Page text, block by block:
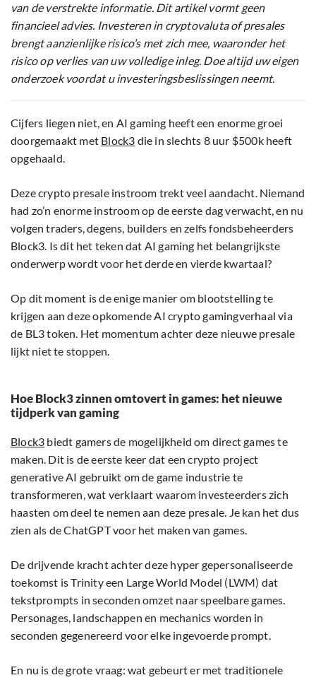
van de verstrekte informatie. Dit artikel vormt geen
financieel advies. Investeren in cryptovaluta of presales
brengt aanzienlijke risico’s met zich mee, waaronder het
risico op verlies van uw volledige inleg. Doe altijd uw eigen
onderzoek voordat u investeringsbeslissingen neemt.
Cijfers liegen niet, en AI gaming heeft een enorme groei
doorgemaakt met Block3 die in slechts 8 uur $500k heeft
opgehaald.
Deze crypto presale instroom trekt veel aandacht. Niemand
had zo’n enorme instroom op de eerste dag verwacht, en nu
volgen traders, degens, builders en zelfs fondsbeheerders
Block3. Is dit het teken dat AI gaming het belangrijkste
onderwerp wordt voor het derde en vierde kwartaal?
Op dit moment is de enige manier om blootstelling te
krijgen aan deze opkomende AI crypto gamingverhaal via
de BL3 token. Het momentum achter deze nieuwe presale
lijkt niet te stoppen.
Hoe Block3 zinnen omtovert in games: het nieuwe
tijdperk van gaming
Block3 biedt gamers de mogelijkheid om direct games te
maken. Dit is de eerste keer dat een crypto project
generative AI gebruikt om de game industrie te
transformeren, wat verklaart waarom investeerders zich
haasten om deel te nemen aan deze presale. Je kan het dus
zien als de ChatGPT voor het maken van games.
De drijvende kracht achter deze hyper gepersonaliseerde
toekomst is Trinity een Large World Model (LWM) dat
tekstprompts in seconden omzet naar speelbare games.
Personages, landschappen en mechanics worden in
seconden gegenereerd voor elke ingevoerde prompt.
En nu is de grote vraag: wat gebeurt er met traditionele